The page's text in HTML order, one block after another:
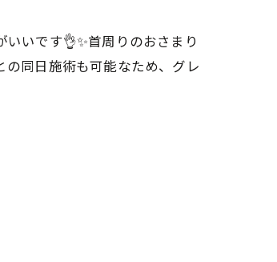
いです👌✨首周りのおさまり
同日施術も可能なため、グレ